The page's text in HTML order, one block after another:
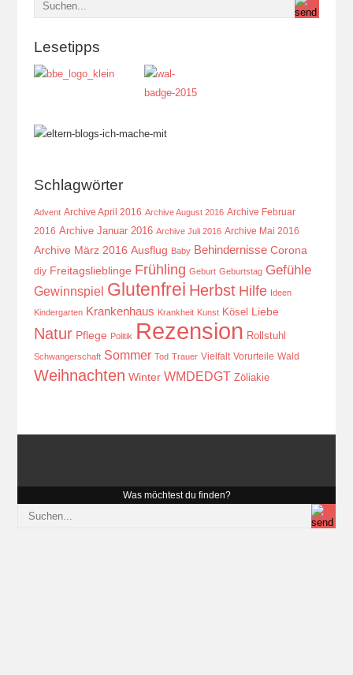
Lesetipps
Schlagwörter
Advent Archive April 2016 Archive August 2016 Archive Februar
2016 Archive Januar 2016 Archive Juli 2016 Archive Mai 2016
Archive März 2016 Ausflug Baby Behindernisse Corona
diy Freitagslieblinge Frühling Geburt Geburtstag Gefühle
Gewinnspiel Glutenfrei Herbst Hilfe Ideen
Kindergarten Krankenhaus Krankheit Kunst Kösel Liebe
Natur Pflege Politik Rezension Rollstuhl
Schwangerschaft Sommer Tod Trauer Vielfalt Vorurteile Wald
Weihnachten Winter WMDEDGT Zöliakie
Was möchtest du finden?